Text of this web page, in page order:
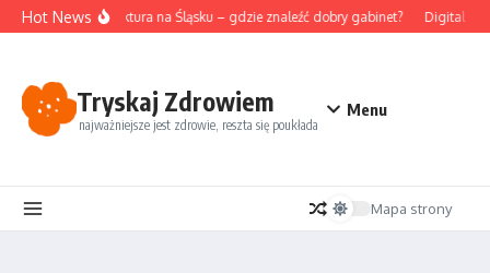
Przejdź do treści
Hot NewsAkupunktura na Śląsku – gdzie znaleźć dobry gabinet? Digital
Tryskaj Zdrowiem
najważniejsze jest zdrowie, reszta się poukłada
Menu
Mapa strony